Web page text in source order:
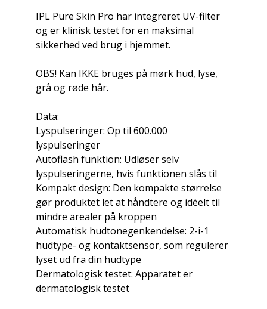
IPL Pure Skin Pro har integreret UV-filter
og er klinisk testet for en maksimal
sikkerhed ved brug i hjemmet.
OBS! Kan IKKE bruges på mørk hud, lyse,
grå og røde hår.
Data:
Lyspulseringer: Op til 600.000
lyspulseringer
Autoflash funktion: Udløser selv
lyspulseringerne, hvis funktionen slås til
Kompakt design: Den kompakte størrelse
gør produktet let at håndtere og idéelt til
mindre arealer på kroppen
Automatisk hudtonegenkendelse: 2-i-1
hudtype- og kontaktsensor, som regulerer
lyset ud fra din hudtype
Dermatologisk testet: Apparatet er
dermatologisk testet